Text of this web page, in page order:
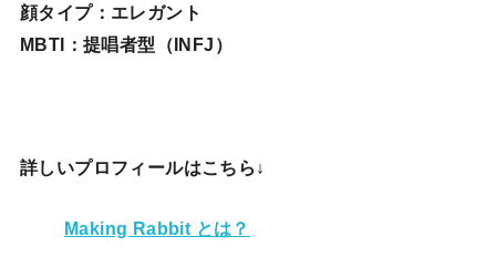
顔タイプ：エレガン ト
MBTI：提唱者型（INFJ）
詳しいプロフィールはこちら↓
Making Rabbit とは？